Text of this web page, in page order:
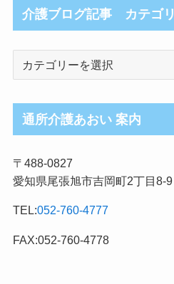
介護ブログ記事 カテゴリ
ロ
グ
事
カ
ゴ
リ
通所介護あおい 案内
〒488-0827
愛知県尾張旭市吉岡町2丁目8-9
TEL:052-760-4777
FAX:052-760-4778